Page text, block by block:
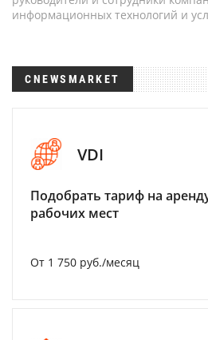
информационных технологий и
CNEWSMARKET
VDI
Подобрать тариф на
рабочих мест
От 1 750 руб./месяц